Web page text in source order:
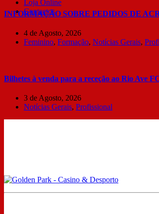
Loja Online
Contactos
INFORMAÇÃO SOBRE PEDIDOS DE
4 de Agosto, 2026
Feminino, Formação, Notícias Gerais,
Bilhetes à venda para a receção ao Rio Ave
3 de Agosto, 2026
Notícias Gerais, Profissional